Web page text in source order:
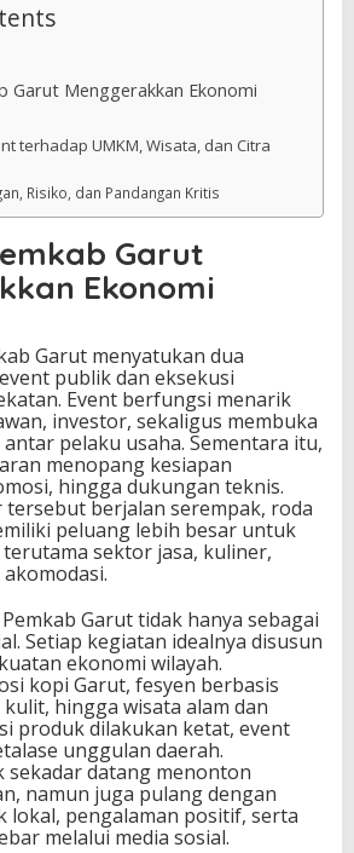
Garut Menggerakkan Ekonomi
terhadap UMKM, Wisata, dan Citra
Risiko, dan Pandangan Kritis
Garut
Ekonomi
Garut menyatukan dua
publik dan eksekusi
Event berfungsi menarik
investor, sekaligus membuka
pelaku usaha. Sementara itu,
menopang kesiapan
hingga dukungan teknis.
tersebut berjalan serempak, roda
peluang lebih besar untuk
sektor jasa, kuliner,
Garut tidak hanya sebagai
Setiap kegiatan idealnya disusun
ekonomi wilayah.
kopi Garut, fesyen berbasis
hingga wisata alam dan
produk dilakukan ketat, event
unggulan daerah.
sekadar datang menonton
namun juga pulang dengan
lokal, pengalaman positif, serta
melalui media sosial.